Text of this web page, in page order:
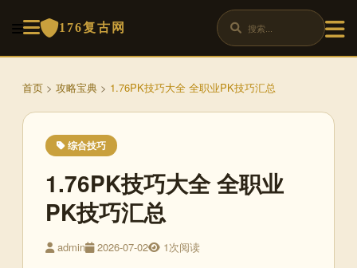
176复古网
首页 > 攻略宝典 > 1.76PK技巧大全 全职业PK技巧汇总
综合技巧
1.76PK技巧大全 全职业
PK技巧汇总
admin 2026-07-02 1次阅读